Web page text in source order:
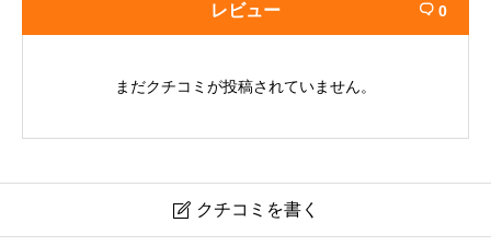
レビュー  0
まだクチコミが投稿されていません。
 クチコミを書く